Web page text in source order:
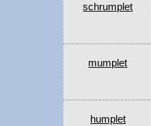
schrumplet
mumplet
humplet